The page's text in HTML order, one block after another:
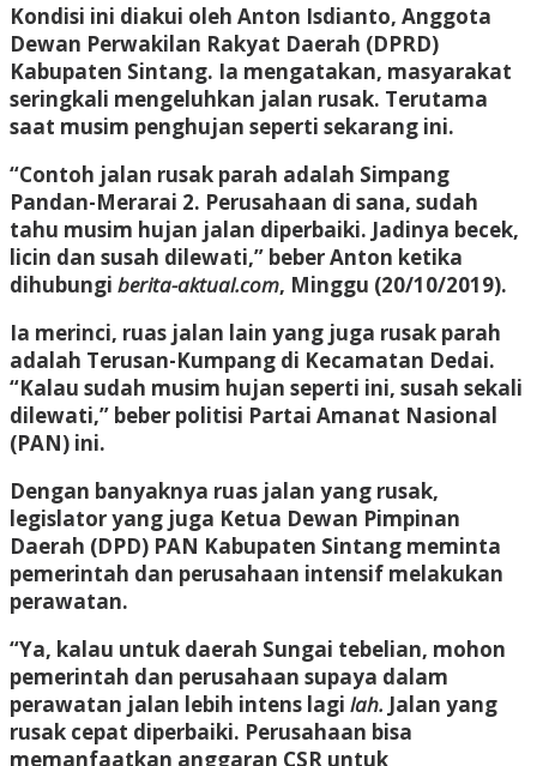
Kondisi ini diakui oleh Anton Isdianto, Anggota
Dewan Perwakilan Rakyat Daerah (DPRD)
Kabupaten Sintang. Ia mengatakan, masyarakat
seringkali mengeluhkan jalan rusak. Terutama
saat musim penghujan seperti sekarang ini.
“Contoh jalan rusak parah adalah Simpang
Pandan-Merarai 2. Perusahaan di sana, sudah
tahu musim hujan jalan diperbaiki. Jadinya becek,
licin dan susah dilewati,” beber Anton ketika
dihubungi berita-aktual.com, Minggu (20/10/2019).
Ia merinci, ruas jalan lain yang juga rusak parah
adalah Terusan-Kumpang di Kecamatan Dedai.
“Kalau sudah musim hujan seperti ini, susah sekali
dilewati,” beber politisi Partai Amanat Nasional
(PAN) ini.
Dengan banyaknya ruas jalan yang rusak,
legislator yang juga Ketua Dewan Pimpinan
Daerah (DPD) PAN Kabupaten Sintang meminta
pemerintah dan perusahaan intensif melakukan
perawatan.
“Ya, kalau untuk daerah Sungai tebelian, mohon
pemerintah dan perusahaan supaya dalam
perawatan jalan lebih intens lagi lah. Jalan yang
rusak cepat diperbaiki. Perusahaan bisa
memanfaatkan anggaran CSR untuk